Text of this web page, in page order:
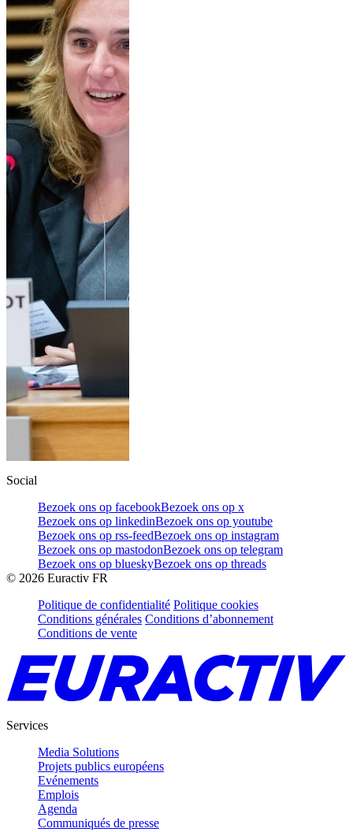
Social
Bezoek ons op facebookBezoek ons op x
Bezoek ons op linkedinBezoek ons op youtube
Bezoek ons op rss-feedBezoek ons op instagram
Bezoek ons op mastodonBezoek ons op telegram
Bezoek ons op blueskyBezoek ons op threads
© 2026 Euractiv FR
Politique de confidentialité Politique cookies
Conditions générales Conditions d’abonnement
Conditions de vente
Services
Media Solutions
Projets publics européens
Evénements
Emplois
Agenda
Communiqués de presse